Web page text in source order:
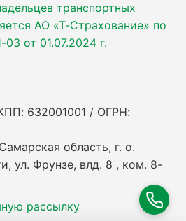
транспортных
АО «Т-Страхование» по
от 01.07.2024 г.
632001001 / ОГРН:
область, г. о.
ул. Фрунзе, влд. 8 , ком. 8-
рассылку